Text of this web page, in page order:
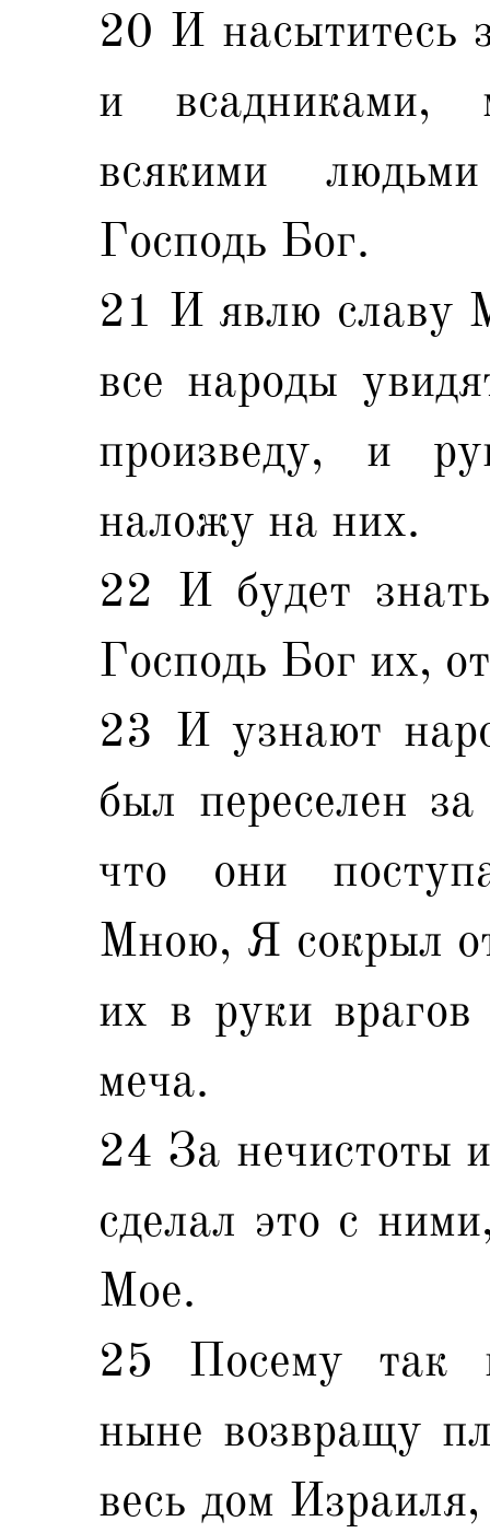
20 И насытитесь
и всадниками,
всякими
Господь Бог.
21 И явлю славу
все народы
произведу, и
наложу на них.
22 И будет
Господь Бог их,
23 И узнают
был переселен
что они
Мною, Я сокрыл
их в руки
меча.
24 За нечистоты
сделал это с
Мое.
25 Посему так
ныне возвращу
весь дом